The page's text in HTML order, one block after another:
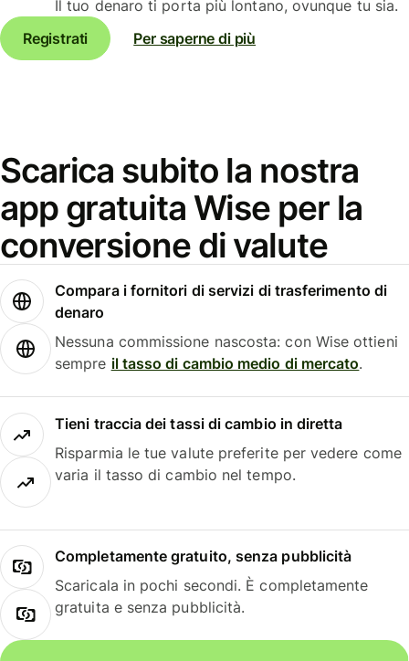
Il tuo denaro ti porta più lontano, ovunque tu sia.
Registrati
Per saperne di più
Scarica subito la nostra
app gratuita Wise per la
conversione di valute
Compara i fornitori di servizi di trasferimento di
denaro
Nessuna commissione nascosta: con Wise ottieni
sempre il tasso di cambio medio di mercato.
Tieni traccia dei tassi di cambio in diretta
Risparmia le tue valute preferite per vedere come
varia il tasso di cambio nel tempo.
Completamente gratuito, senza pubblicità
Scaricala in pochi secondi. È completamente
gratuita e senza pubblicità.